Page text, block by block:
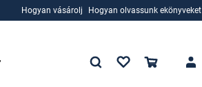
Hogyan vásárolj
Hogyan olvassunk ekönyveket